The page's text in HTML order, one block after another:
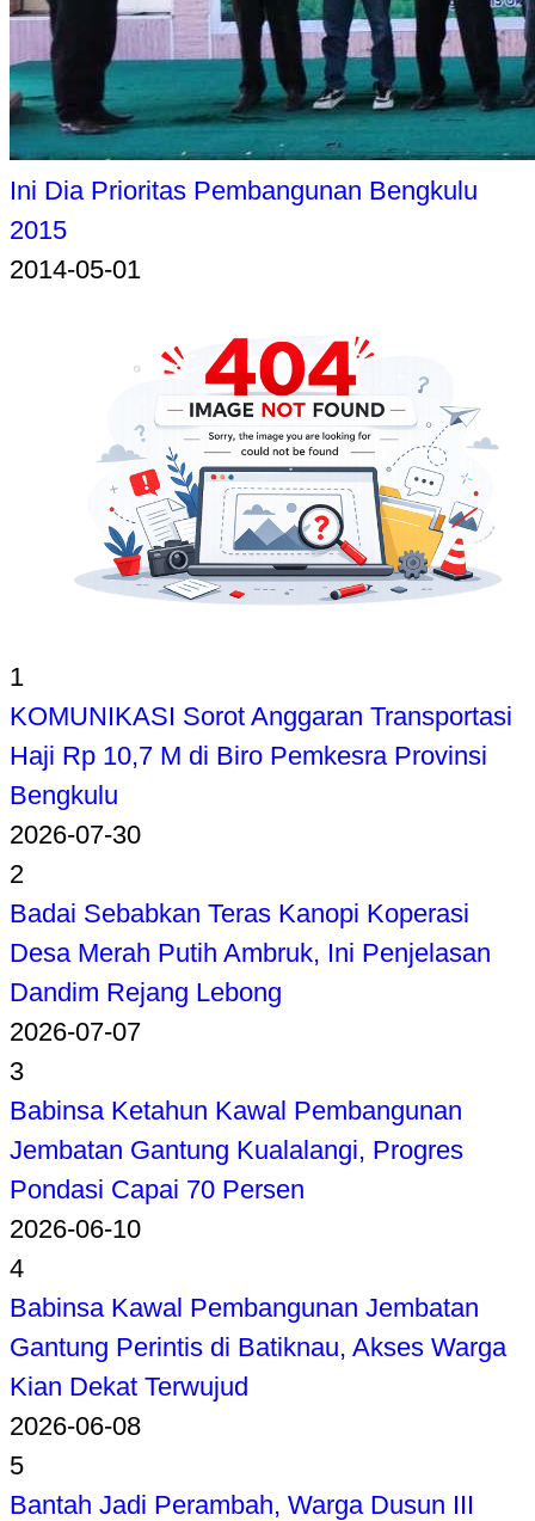
Ini Dia Prioritas Pembangunan Bengkulu
2015
2014-05-01
1
KOMUNIKASI Sorot Anggaran Transportasi
Haji Rp 10,7 M di Biro Pemkesra Provinsi
Bengkulu
2026-07-30
2
Badai Sebabkan Teras Kanopi Koperasi
Desa Merah Putih Ambruk, Ini Penjelasan
Dandim Rejang Lebong
2026-07-07
3
Babinsa Ketahun Kawal Pembangunan
Jembatan Gantung Kualalangi, Progres
Pondasi Capai 70 Persen
2026-06-10
4
Babinsa Kawal Pembangunan Jembatan
Gantung Perintis di Batiknau, Akses Warga
Kian Dekat Terwujud
2026-06-08
5
Bantah Jadi Perambah, Warga Dusun III